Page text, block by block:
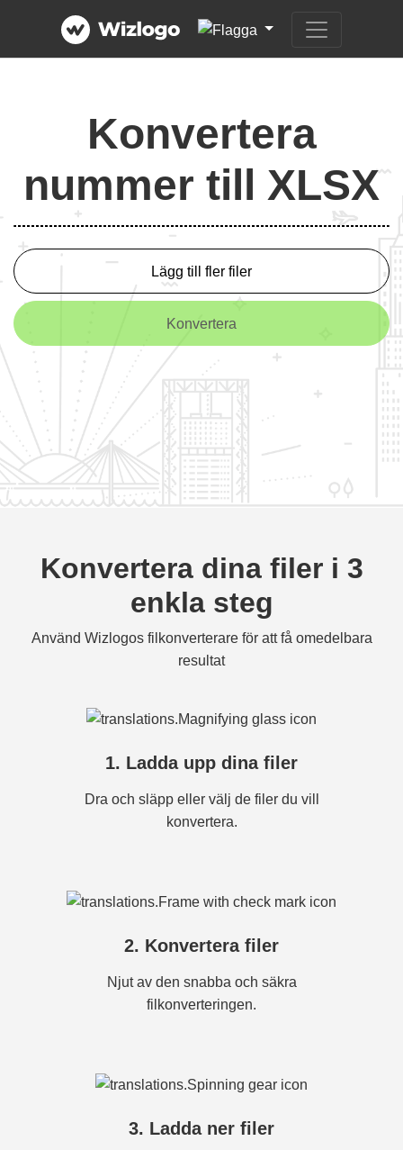
Konvertera
nummer till XLSX
Lägg till fler filer
Konvertera
Konvertera dina filer i 3
enkla steg
Använd Wizlogos filkonverterare för att få omedelbara
resultat
1. Ladda upp dina filer
Dra och släpp eller välj de filer du vill
konvertera.
2. Konvertera filer
Njut av den snabba och säkra
filkonverteringen.
3. Ladda ner filer